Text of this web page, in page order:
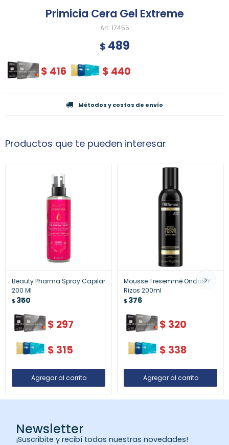
Primicia Cera Gel Extreme
17455
$ 489
$ 416 $ 440
Métodos y costos de envío
Productos que te pueden interesar
Beauty Pharma Spray Capilar
200 Ml
$350
$ 297
$ 315
Mousse Tresemmé Ondas Y
Rizos 200ml
$376
$ 320
$ 338
Newsletter
¡Suscribite y recibí todas nuestras novedades!